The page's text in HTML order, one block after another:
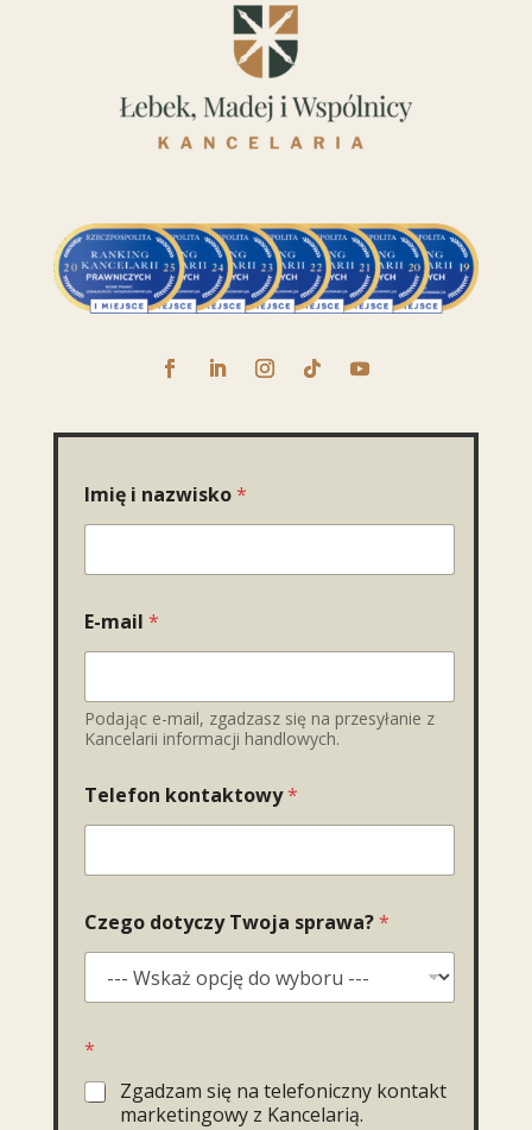
Imię i nazwisko*
E-mail *
Podając e-mail, zgadzasz się na przesyłanie z
Kancelarii informacji handlowych.
Telefon kontaktowy*
Czego dotyczy Twoja sprawa?*
*
Zgadzam się na telefoniczny kontakt
marketingowy z Kancelarią.